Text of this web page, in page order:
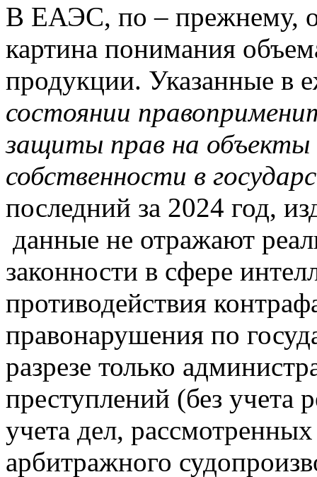
В ЕАЭС, по – прежнему,
картина понимания
продукции. Указанные в
состоянии
защиты прав на объекты
собственности в
последний за 2024 год,
данные не отражают
законности в сфере
противодействия
правонарушения по
разрезе только
преступлений (без учета
учета дел,
арбитражного